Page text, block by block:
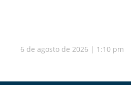
6 de agosto de 2026 | 1:10 pm